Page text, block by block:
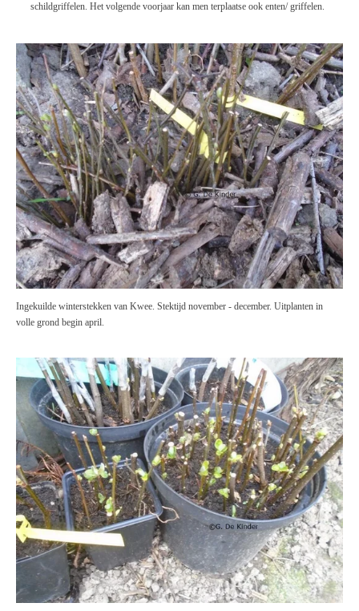
schildgriffelen. Het volgende voorjaar kan men terplaatse ook enten/ griffelen.
Ingekuilde winterstekken van Kwee. Stektijd november - december. Uitplanten in
volle grond begin april.